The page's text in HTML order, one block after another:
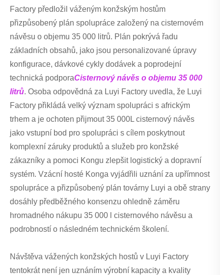
Factory předložil váženým konžským hostům
přizpůsobený plán spolupráce založený na cisternovém
návěsu o objemu 35 000 litrů. Plán pokrývá řadu
základních obsahů, jako jsou personalizované úpravy
konfigurace, dávkové cykly dodávek a poprodejní
technická podporaCisternový návěs o objemu 35 000
litrů. Osoba odpovědná za Luyi Factory uvedla, že Luyi
Factory přikládá velký význam spolupráci s africkým
trhem a je ochoten přijmout 35 000L cisternový návěs
jako vstupní bod pro spolupráci s cílem poskytnout
komplexní záruky produktů a služeb pro konžské
zákazníky a pomoci Kongu zlepšit logistický a dopravní
systém. Vzácní hosté Konga vyjádřili uznání za upřímnost
spolupráce a přizpůsobený plán továrny Luyi a obě strany
dosáhly předběžného konsenzu ohledně záměru
hromadného nákupu 35 000 l cisternového návěsu a
podrobností o následném technickém školení.
Návštěva vážených konžských hostů v Luyi Factory
tentokrát není jen uznáním výrobní kapacity a kvality